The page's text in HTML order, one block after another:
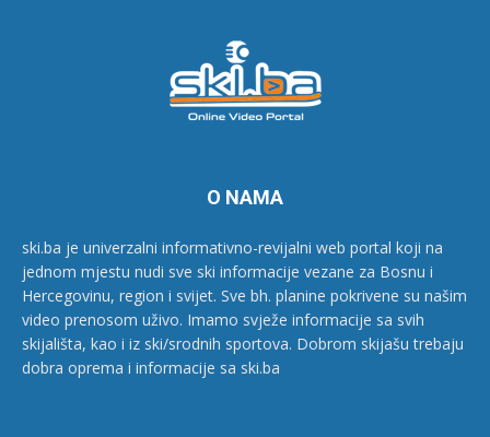
O NAMA
ski.ba je univerzalni informativno-revijalni web portal koji na
jednom mjestu nudi sve ski informacije vezane za Bosnu i
Hercegovinu, region i svijet. Sve bh. planine pokrivene su našim
video prenosom uživo. Imamo svježe informacije sa svih
skijališta, kao i iz ski/srodnih sportova. Dobrom skijašu trebaju
dobra oprema i informacije sa ski.ba